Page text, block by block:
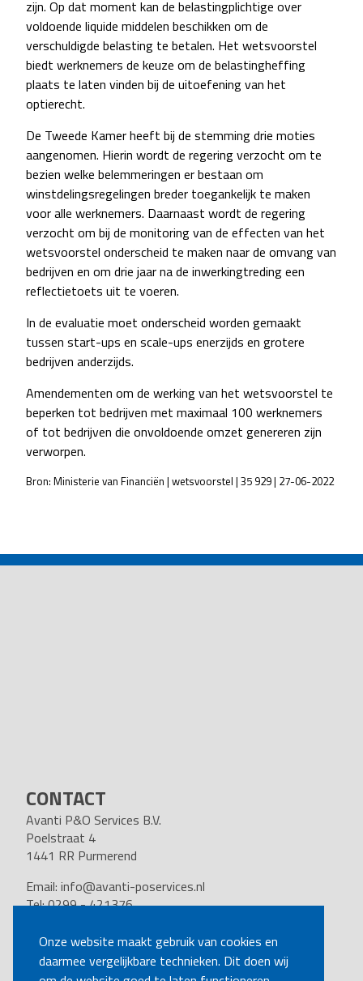
Onze website maakt gebruik van cookies en
daarmee vergelijkbare technieken. Dit doen wij
zijn. Op dat moment kan de belastingplichtige over
voldoende liquide middelen beschikken om de
verschuldigde belasting te betalen. Het wetsvoorstel
biedt werknemers de keuze om de belastingheffing
plaats te laten vinden bij de uitoefening van het
optierecht.
De Tweede Kamer heeft bij de stemming drie moties
aangenomen. Hierin wordt de regering verzocht om te
bezien welke belemmeringen er bestaan om
winstdelingsregelingen breder toegankelijk te maken
voor alle werknemers. Daarnaast wordt de regering
verzocht om bij de monitoring van de effecten van het
wetsvoorstel onderscheid te maken naar de omvang van
bedrijven en om drie jaar na de inwerkingtreding een
reflectietoets uit te voeren.
In de evaluatie moet onderscheid worden gemaakt
tussen start-ups en scale-ups enerzijds en grotere
bedrijven anderzijds.
Amendementen om de werking van het wetsvoorstel te
beperken tot bedrijven met maximaal 100 werknemers
of tot bedrijven die onvoldoende omzet genereren zijn
verworpen.
Bron: Ministerie van Financiën | wetsvoorstel | 35 929 | 27-06-2022
NAVIGATION
CONTACT
Avanti P&O Services B.V.
Poelstraat 4
1441 RR Purmerend
Email: info@avanti-poservices.nl
Tel: 0299 - 421376
Kvk nummer: 37140121
VOLG ONS